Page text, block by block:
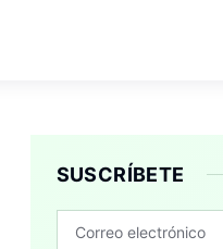
SUSCRÍBETE